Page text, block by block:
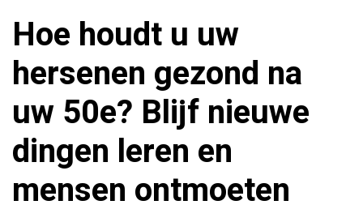
Hoe houdt u uw
hersenen gezond na
uw 50e? Blijf nieuwe
dingen leren en
mensen ontmoeten